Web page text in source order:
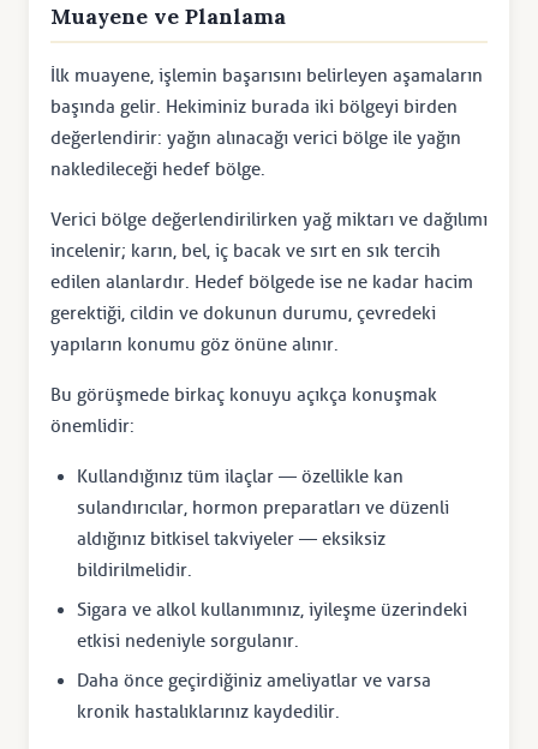
Muayene ve Planlama
İlk muayene, işlemin başarısını belirleyen aşamaların
başında gelir. Hekiminiz burada iki bölgeyi birden
değerlendirir: yağın alınacağı verici bölge ile yağın
nakledileceği hedef bölge.
Verici bölge değerlendirilirken yağ miktarı ve dağılımı
incelenir; karın, bel, iç bacak ve sırt en sık tercih
edilen alanlardır. Hedef bölgede ise ne kadar hacim
gerektiği, cildin ve dokunun durumu, çevredeki
yapıların konumu göz önüne alınır.
Bu görüşmede birkaç konuyu açıkça konuşmak
önemlidir:
Kullandığınız tüm ilaçlar — özellikle kan
sulandırıcılar, hormon preparatları ve düzenli
aldığınız bitkisel takviyeler — eksiksiz
bildirilmelidir.
Sigara ve alkol kullanımınız, iyileşme üzerindeki
etkisi nedeniyle sorgulanır.
Daha önce geçirdiğiniz ameliyatlar ve varsa
kronik hastalıklarınız kaydedilir.